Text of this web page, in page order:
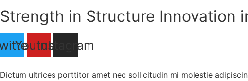
Strength in Structure Innovation
YoutubeInstagram
Dictum ultrices porttitor amet nec sollicitudin mi molestie